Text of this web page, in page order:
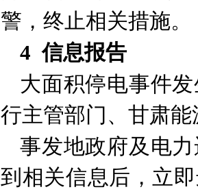
警，终止相关措施。
4 信息报告
大面积停电事件
行主管部门、甘肃
事发地政府及电
到相关信息后，立